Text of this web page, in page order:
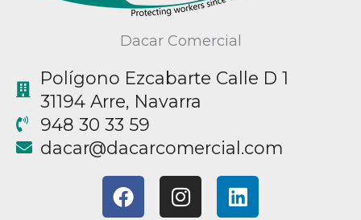
Dacar Comercial
Polígono Ezcabarte Calle D 1
31194 Arre, Navarra
948 30 33 59
moc.laicremocracad
@racad
F
a
I
n
L
i